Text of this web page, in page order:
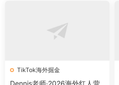
TikTok海外掘金
Dennis老师·2026海外红人营